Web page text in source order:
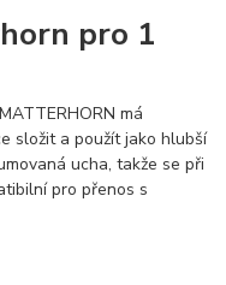
pro 1
má
složit a použít jako hlubší
ucha, takže se při
pro přenos s